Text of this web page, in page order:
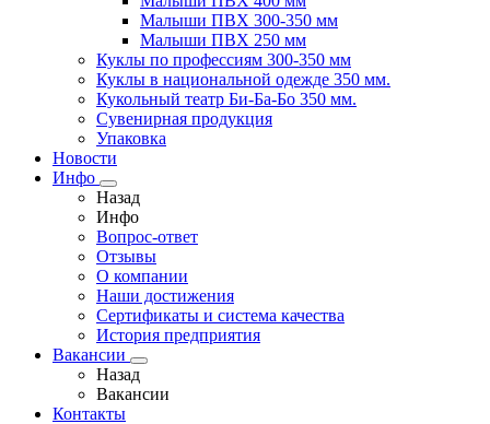
Малыши ПВХ 300-350 мм
Малыши ПВХ 250 мм
Куклы по профессиям 300-350 мм
Куклы в национальной одежде 350 мм.
Кукольный театр Би-Ба-Бо 350 мм.
Сувенирная продукция
Упаковка
Новости
Инфо
Назад
Инфо
Вопрос-ответ
Отзывы
О компании
Наши достижения
Сертификаты и система качества
История предприятия
Вакансии
Назад
Вакансии
Контакты